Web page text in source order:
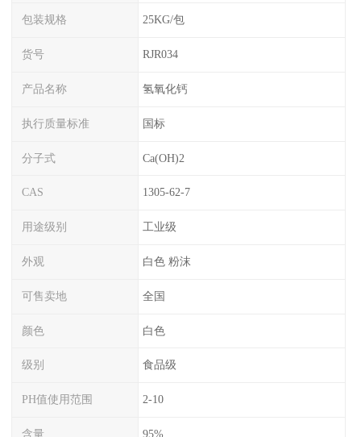
包装规格 25KG/包
货号 RJR034
产品名称 氢氧化钙
执行质量标准 国标
分子式 Ca(OH)2
CAS 1305-62-7
用途级别 工业级
外观 白色 粉沫
可售卖地 全国
颜色 白色
级别 食品级
PH值使用范围 2-10
含量 95%